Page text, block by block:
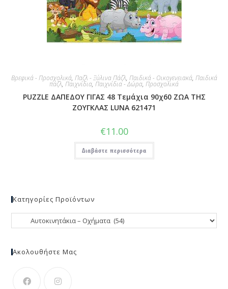
Βρεφικά - Προσχολικά, Παζλ - Ξύλινα Πάζλ, Παιδικά - Οικογενειακά, Παιδικά
παζλ, Παιχνίδια, Παιχνίδια - Δώρα, Προσχολικά
PUZZLE ΔΑΠΕΔΟΥ ΓΙΓΑΣ 48 Τεμάχια 90χ60 ΖΩΑ ΤΗΣ
ΖΟΥΓΚΛΑΣ LUNA 621471
€11.00
Διαβάστε περισσότερα
Κατηγορίες Προϊόντων
Ακολουθήστε Μας